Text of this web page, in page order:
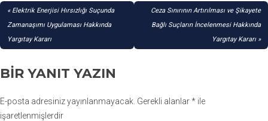
YAZI
GEZINMESI
Elektrik Enerjisi Hırsızlığı Suçunda
Zamanaşımı Uygulaması Hakkında
Yargıtay Kararı
Ceza Sınırının Artırılması ve Şikayete
Bağlı Suçların İncelenmesi Hakkında
Yargıtay Kararı
BIR YANIT YAZIN
E-posta adresiniz yayınlanmayacak. Gerekli alanlar* ile
işaretlenmişlerdir